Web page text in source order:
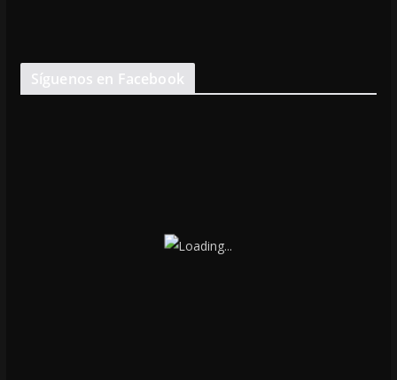
Síguenos en Facebook